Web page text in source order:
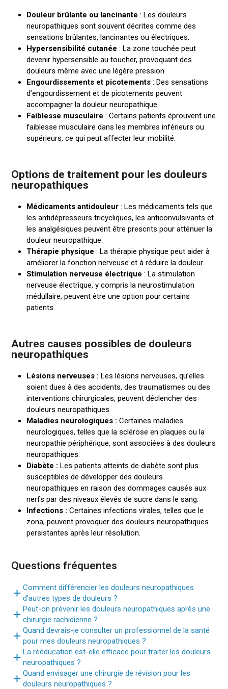
Douleur brûlante ou lancinante : Les douleurs
neuropathiques sont souvent décrites comme des
sensations brûlantes, lancinantes ou électriques.
Hypersensibilité cutanée : La zone touchée peut
devenir hypersensible au toucher, provoquant des
douleurs même avec une légère pression.
Engourdissements et picotements : Des sensations
d’engourdissement et de picotements peuvent
accompagner la douleur neuropathique.
Faiblesse musculaire : Certains patients éprouvent une
faiblesse musculaire dans les membres inférieurs ou
supérieurs, ce qui peut affecter leur mobilité.
Options de traitement pour les douleurs
neuropathiques
Médicaments antidouleur : Les médicaments tels que
les antidépresseurs tricycliques, les anticonvulsivants et
les analgésiques peuvent être prescrits pour atténuer la
douleur neuropathique.
Thérapie physique : La thérapie physique peut aider à
améliorer la fonction nerveuse et à réduire la douleur.
Stimulation nerveuse électrique : La stimulation
nerveuse électrique, y compris la neurostimulation
médullaire, peuvent être une option pour certains
patients.
Autres causes possibles de douleurs
neuropathiques
Lésions nerveuses :Les lésions nerveuses, qu’elles
soient dues à des accidents, des traumatismes ou des
interventions chirurgicales, peuvent déclencher des
douleurs neuropathiques.
Maladies neurologiques :Certaines maladies
neurologiques, telles que la sclérose en plaques ou la
neuropathie périphérique, sont associées à des douleurs
neuropathiques.
Diabète :Les patients atteints de diabète sont plus
susceptibles de développer des douleurs
neuropathiques en raison des dommages causés aux
nerfs par des niveaux élevés de sucre dans le sang.
Infections :Certaines infections virales, telles que le
zona, peuvent provoquer des douleurs neuropathiques
persistantes après leur résolution.
Questions fréquentes
Comment différencier les douleurs neuropathiques
d'autres types de douleurs ?
Peut-on prévenir les douleurs neuropathiques après une
chirurgie rachidienne ?
Quand devrais-je consulter un professionnel de la santé
pour mes douleurs neuropathiques ?
La rééducation est-elle efficace pour traiter les douleurs
neuropathiques ?
Quand envisager une chirurgie de révision pour les
douleurs neuropathiques ?